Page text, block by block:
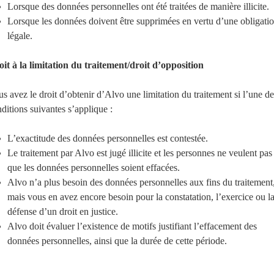
Lorsque des données personnelles ont été traitées de manière illicite.
Lorsque les données doivent être supprimées en vertu d’une
légale.
à la limitation du traitement/droit d’opposition
avez le droit d’obtenir d’Alvo une limitation du traitement si l’une
suivantes s’applique :
L’exactitude des données personnelles est contestée.
Le traitement par Alvo est jugé illicite et les personnes ne veulent pas
que les données personnelles soient effacées.
Alvo n’a plus besoin des données personnelles aux fins du
mais vous en avez encore besoin pour la constatation, l’exercice ou la
défense d’un droit en justice.
Alvo doit évaluer l’existence de motifs justifiant l’effacement des
données personnelles, ainsi que la durée de cette période.